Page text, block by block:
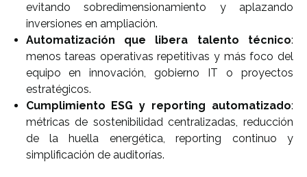
evitando sobredimensionamiento y aplazando
inversiones en ampliación.
Automatización que libera talento técnico:
menos tareas operativas repetitivas y más foco del
equipo en innovación, gobierno IT o proyectos
estratégicos.
Cumplimiento ESG y reporting automatizado:
métricas de sostenibilidad centralizadas, reducción
de la huella energética, reporting continuo y
simplificación de auditorías.